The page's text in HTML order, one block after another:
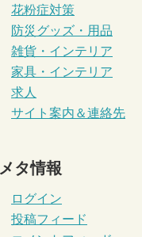
花粉症対策
防災グッズ・用品
雑貨・インテリア
家具・インテリア
求人
サイト案内＆連絡先
メタ情報
ログイン
投稿フィード